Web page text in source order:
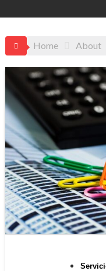
Home About